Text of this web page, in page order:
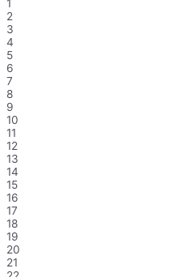
1
2
3
4
5
6
7
8
9
10
11
12
13
14
15
16
17
18
19
20
21